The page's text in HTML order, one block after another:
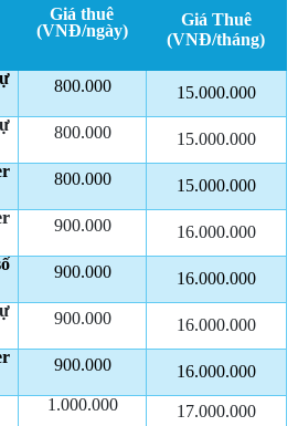
Giá thuê
(VNĐ/ngày)
Giá Thuê
(VNĐ/tháng)
800.000
15.000.000
800.000
15.000.000
800.000
15.000.000
900.000
16.000.000
900.000
16.000.000
900.000
16.000.000
900.000
16.000.000
1.000.000
17.000.000